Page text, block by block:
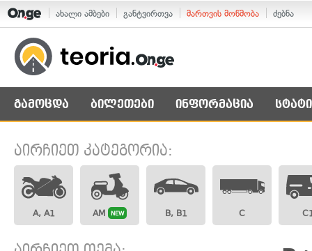
ახალი ამბები განტვირთვა მართვის მოწმობა ძებნა
გამოცდა ბილეთები ინფორმაცია
აირჩიეთ კატეგორია:
A, A1 AM NEW B, B1 C